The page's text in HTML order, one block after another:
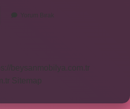
Yorum Bırak
beysanmobilya.com.tr
Sitemap